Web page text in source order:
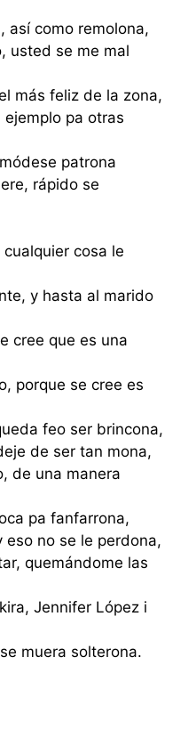
así como remolona,
usted se me mal
más feliz de la zona,
pa otras
patrona
rápido se
cosa le
y hasta al marido
cree que es una
porque se cree es
feo ser brincona,
de ser tan mona,
de una manera
pa fanfarrona,
no se le perdona,
quemándome las
Jennifer López i
muera solterona.